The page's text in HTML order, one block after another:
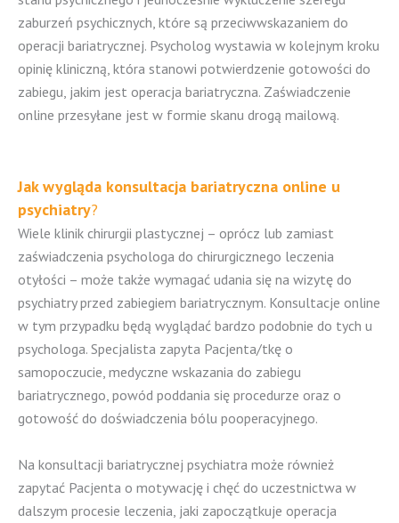
zaburzeń psychicznych, które są przeciwwskazaniem do
operacji bariatrycznej. Psycholog wystawia w kolejnym kroku
opinię kliniczną, która stanowi potwierdzenie gotowości do
zabiegu, jakim jest operacja bariatryczna. Zaświadczenie
online przesyłane jest w formie skanu drogą mailową.
Jak wygląda konsultacja bariatryczna online u
psychiatry?
Wiele klinik chirurgii plastycznej – oprócz lub zamiast
zaświadczenia psychologa do chirurgicznego leczenia
otyłości – może także wymagać udania się na wizytę do
psychiatry przed zabiegiem bariatrycznym. Konsultacje online
w tym przypadku będą wyglądać bardzo podobnie do tych u
psychologa. Specjalista zapyta Pacjenta/tkę o
samopoczucie, medyczne wskazania do zabiegu
bariatrycznego, powód poddania się procedurze oraz o
gotowość do doświadczenia bólu pooperacyjnego.
Na konsultacji bariatrycznej psychiatra może również
zapytać Pacjenta o motywację i chęć do uczestnictwa w
dalszym procesie leczenia, jaki zapoczątkuje operacja